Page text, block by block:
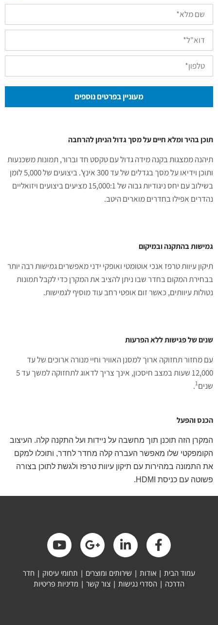
שם
מלא*
דואל
טלפון
מעוניין בפרטים נוספים
תוכן בהיר ומלא חיים על מסך גדול הניתן להרחבה
תיהנה ממצגות בקנה מידה גדול עם טקסט חד וברור, תמונות משכנעות
ותוכן וידיאו על מסך בגדלים של עד 300 אינץ'. ביצועים של 5,000 לומן
בשילוב עם יחס ניגודיות גבוה של 15,000:1 מציעים ביצועים ויזואליים
נהדרים אפילו בחדרים מוארים היטב.
גמישות בהתקנה ובמיקום
תיקון עיוות טרפז אנכי אוטומטי ואופקי ידני מאפשרים גמישות רבה יותר
בבחירת המקום בחדר שבו ניתן להציב את המקרן כדי לקבל תמונות
נטולות עיוותים, כאשר זום אופטי רחב עוד מוסיף לגמישות.
שנים של פגישות ללא הפרעות
עם מחזור תחזוקה ארוך למסנן האוויר וחיי מנורה ארוכים של עד
12,000 שעות במצב חיסכון, אינך צריך לדאוג לתחזוקה למשך עד 5
שנים1
.
הכנס והפעל
המקרן הזה תוכנן תוך מחשבה על ניידות ועל התקנה קלה. העיצוב
הקומפקטי שלו מאפשר העברה קלה מחדר לחדר, ותוכלו למקם
את התמונה במהירות עם תיקון עיוות טרפז ולגשת לתוכן בצורה
פשוטה עם כניסת HDMI.
עמוד הבית | אודות | שירותים ומוצרים | תחומי עיסוק | חדר
הדרכה | הסדרי נגישות | צור קשר | מדיניות פריטיות